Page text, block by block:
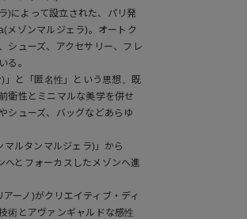
)によって設立された、パリ発
メゾンマルジェラ)。オートク
シューズ、アクセサリー、フレ
る。
」と「匿名性」という思想。既
衛性とミニマルな美学を併せ
シューズ、バッグなどあらゆ
ルタンマルジェラ)」から
へとフォーカスしたメゾンへ進
ーノ)がクリエイティブ・ディ
術とアヴァンギャルドな感性